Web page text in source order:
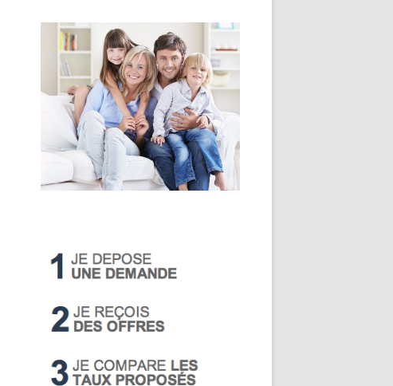
CODEVI
COMPTE À TERME
CSL
LDD
LEP
PEL
PERP